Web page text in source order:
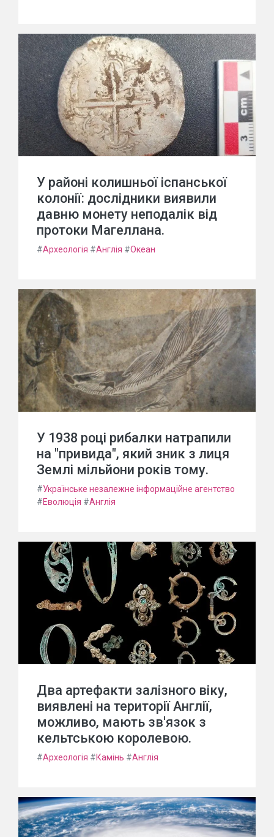
У районі колишньої іспанської
колонії: дослідники виявили
давню монету неподалік від
протоки Магеллана.
#Археологія #Англія #Океан
У 1938 році рибалки натрапили
на "привида", який зник з лиця
Землі мільйони років тому.
#Українське незалежне інформаційне агентство
#Еволюція #Англія
Два артефакти залізного віку,
виявлені на території Англії,
можливо, мають зв'язок з
кельтською королевою.
#Археологія #Камінь #Англія